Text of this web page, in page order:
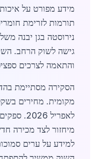
מידע מפורט על
תורמות לזרימת
נירוסטה בגן יבנה
גישה לשוק הרחב.
והתאמה לצרכים
הסקירה מסתיימת
מקומית. מחירים
לאפריל
מיחזור לצד מכירה
למידע על ערים